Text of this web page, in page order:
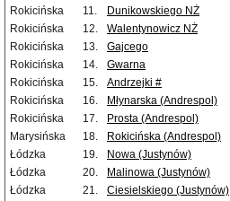
Rokicińska
11. Dunikowskiego NŻ
Rokicińska
12. Walentynowicz NŻ
Rokicińska
13. Gajcego
Rokicińska
14. Gwarna
Rokicińska
15. Andrzejki #
Rokicińska
16. Młynarska (Andrespol)
Rokicińska
17. Prosta (Andrespol)
Marysińska
18.
Rokicińska (Andrespol)
Łódzka
19.
Nowa (Justynów)
Łódzka
20.
Malinowa (Justynów)
Łódzka
21.
Ciesielskiego (Justynów)